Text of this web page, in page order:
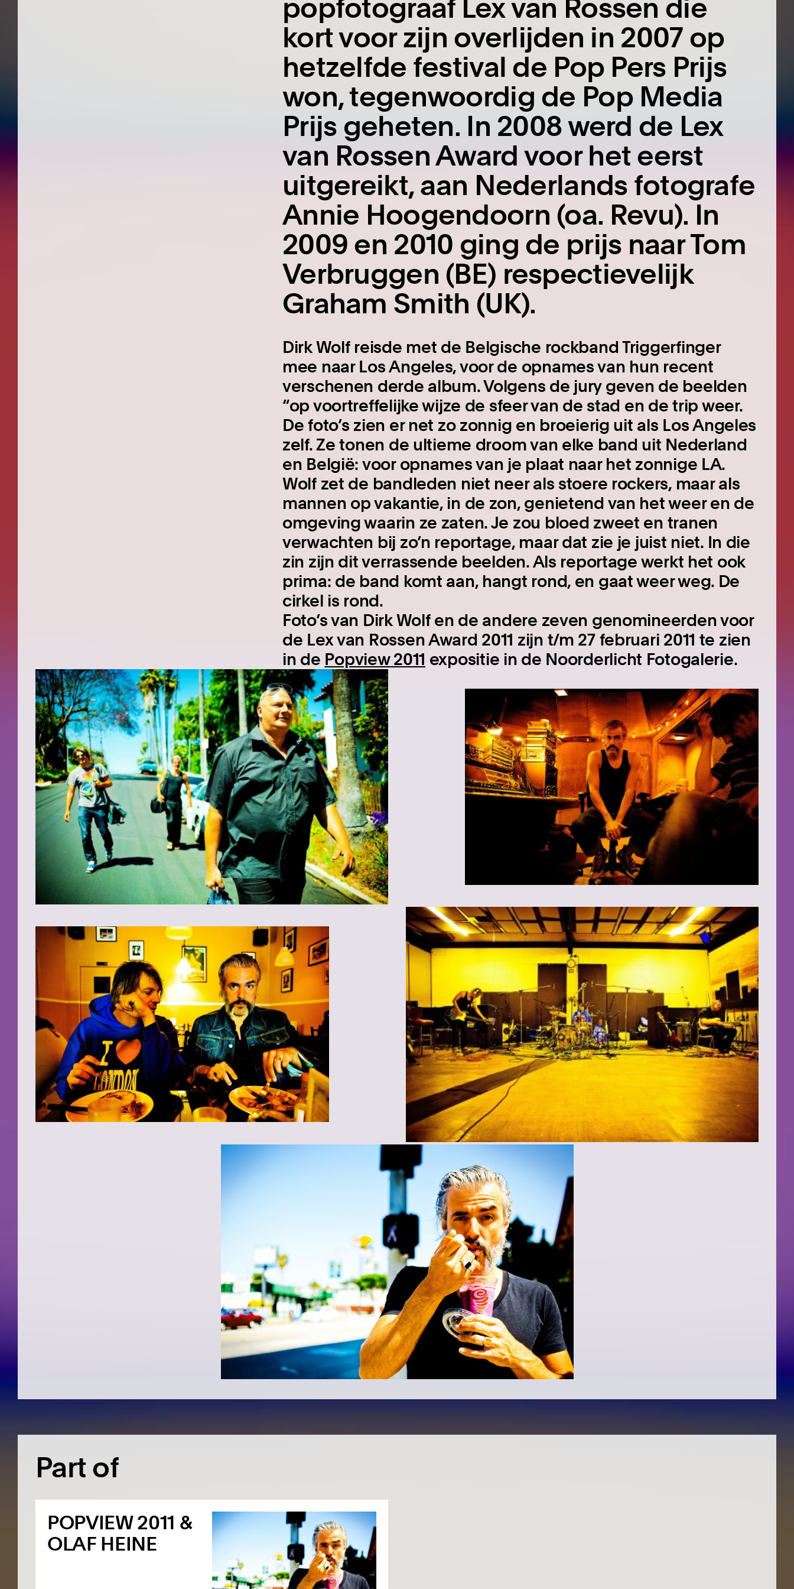
popfotograaf Lex van Rossen die
kort voor zijn overlijden in 2007 op
hetzelfde festival de Pop Pers Prijs
won, tegenwoordig de Pop Media
Prijs geheten. In 2008 werd de Lex
van Rossen Award voor het eerst
uitgereikt, aan Nederlands fotografe
Annie Hoogendoorn (oa. Revu). In
2009 en 2010 ging de prijs naar Tom
Verbruggen (BE) respectievelijk
Graham Smith (UK).
Dirk Wolf reisde met de Belgische rockband Triggerfinger
mee naar Los Angeles, voor de opnames van hun recent
verschenen derde album. Volgens de jury geven de beelden
“op voortreffelijke wijze de sfeer van de stad en de trip weer.
De foto’s zien er net zo zonnig en broeierig uit als Los Angeles
zelf. Ze tonen de ultieme droom van elke band uit Nederland
en België: voor opnames van je plaat naar het zonnige LA.
Wolf zet de bandleden niet neer als stoere rockers, maar als
mannen op vakantie, in de zon, genietend van het weer en de
omgeving waarin ze zaten. Je zou bloed zweet en tranen
verwachten bij zo’n reportage, maar dat zie je juist niet. In die
zin zijn dit verrassende beelden. Als reportage werkt het ook
prima: de band komt aan, hangt rond, en gaat weer weg. De
cirkel is rond.
Foto’s van Dirk Wolf en de andere zeven genomineerden voor
de Lex van Rossen Award 2011 zijn t/m 27 februari 2011 te zien
in de Popview 2011 expositie in de Noorderlicht Fotogalerie.
Part of
POPVIEW 2011 &
OLAF HEINE